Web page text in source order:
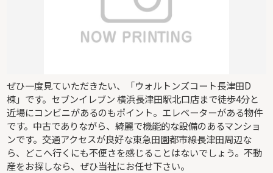
ぜひ一度見ていただきたい、「ウォルトンズコート長津田D
棟」です。セブンイレブン 横浜長津田駅北口店まで徒歩4分と
近場にコンビニがあるのもポイント。エレベーターがある物件
です。中古でありながら、綺麗で機能的な設備のあるマンショ
ンです。交通アクセスが良好な東急田園都市線長津田周辺な
ら、どこへ行くにも不便さを感じることはないでしょう。不動
産をお探しなら、ぜひ当社にお任せ下さい。